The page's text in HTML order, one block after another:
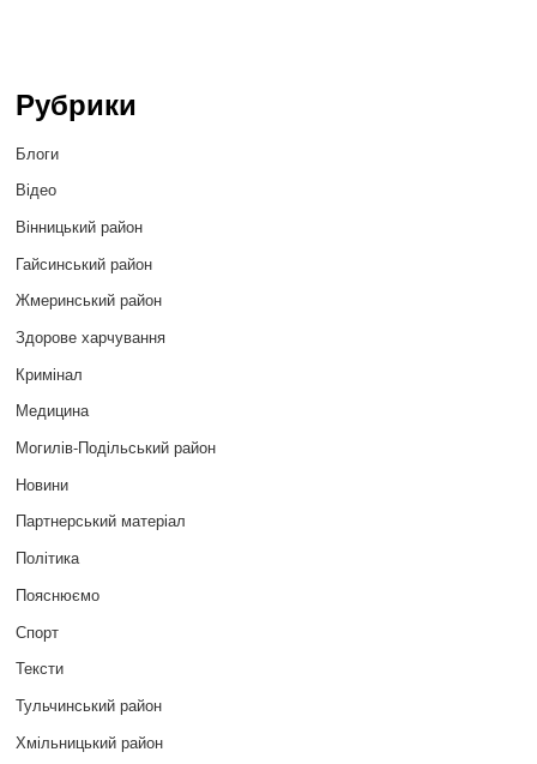
Рубрики
Блоги
Відео
Вінницький район
Гайсинський район
Жмеринський район
Здорове харчування
Кримінал
Медицина
Могилів-Подільський район
Новини
Партнерський матеріал
Політика
Пояснюємо
Спорт
Тексти
Тульчинський район
Хмільницький район